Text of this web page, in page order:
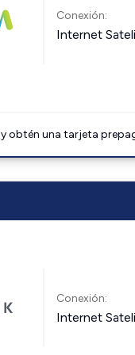
Conexión:
Internet
obtén una tarjeta
Conexión:
Internet